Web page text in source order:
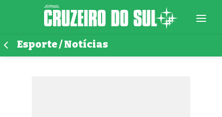
Esporte / Notícias